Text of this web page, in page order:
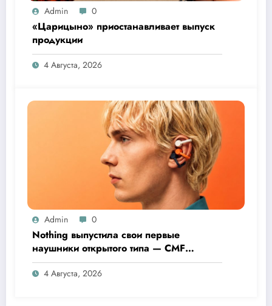
Admin 0
«Царицыно» приостанавливает выпуск
продукции
4 Августа, 2026
Admin 0
Nothing выпустила свои первые
наушники открытого типа — CMF
Clip Pro
4 Августа, 2026